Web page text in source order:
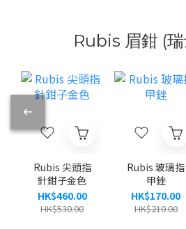
Rubis 眉鉗 (
Rubis 尖頭指
針鉗子金色
HK$460.00
HK$530.00
Rubis 玻璃指
甲銼
HK$170.00
HK$210.00